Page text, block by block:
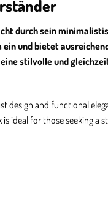
durch sein
und bietet
stilvolle und
design and functional
ideal for those seeking a